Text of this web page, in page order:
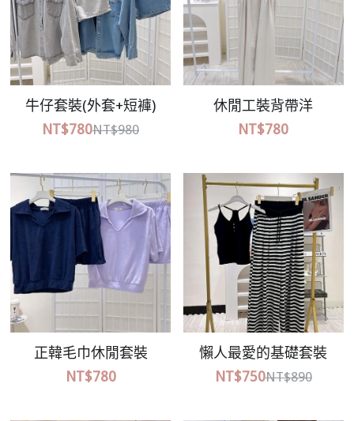
ACC 配件
登錄/註冊
搜索
牛仔套裝(外套+短褲)
NT$780NT$980
休閒工裝背帶洋
NT$780
正韓毛巾休閒套裝
NT$780
懶人最愛的基礎套裝
NT$750NT$890
JUMPSUIT 套裝
DRESS 洋裝